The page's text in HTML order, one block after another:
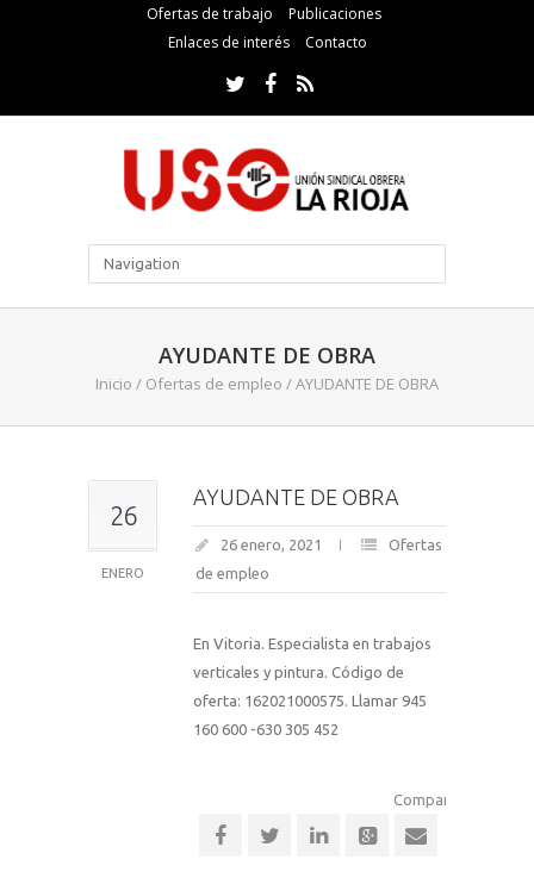
Ofertas de trabajo
Publicaciones
Enlaces de interés
Contacto
AYUDANTE DE OBRA
Inicio / Ofertas de empleo /AYUDANTE DE OBRA
26
ENERO
AYUDANTE DE OBRA
26 enero, 2021
Ofertas
de empleo
En Vitoria. Especialista en trabajos
verticales y pintura. Código de
oferta: 162021000575. Llamar 945
160 600 -630 305 452
Comparte esta